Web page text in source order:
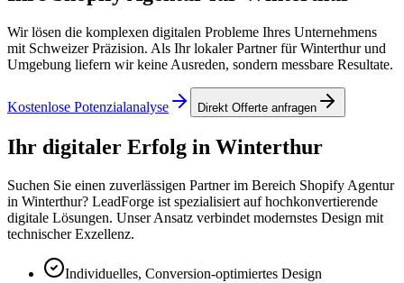
Wir lösen die komplexen digitalen Probleme Ihres Unternehmens
mit Schweizer Präzision. Als Ihr lokaler Partner fürWinterthurund
Umgebung liefern wir keine Ausreden, sondern messbare Resultate.
Kostenlose Potenzialanalyse Direkt Offerte anfragen
Ihr digitaler Erfolg in Winterthur
Suchen Sie einen zuverlässigen Partner im Bereich Shopify Agentur
in Winterthur? LeadForge ist spezialisiert auf hochkonvertierende
digitale Lösungen. Unser Ansatz verbindet modernstes Design mit
technischer Exzellenz.
Individuelles, Conversion-optimiertes Design